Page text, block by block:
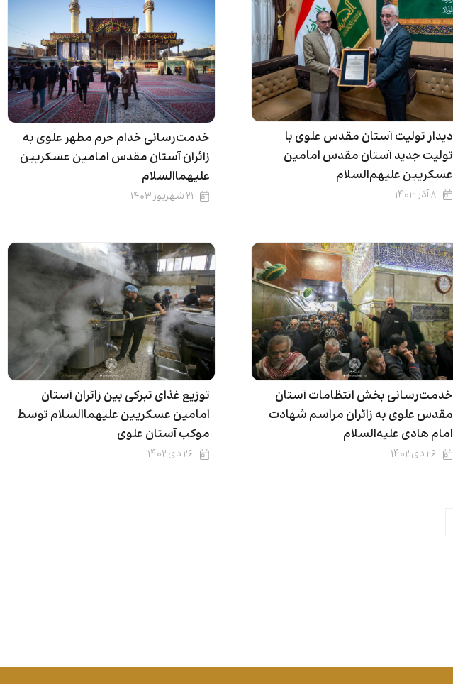
دیدار تولیت آستان مقدس علوی با
تولیت جدید آستان مقدس امامین
عسکریین علیهم‌السلام
۸ آذر ۱۴۰۳
خدمت‌رسانی خدام حرم مطهر علوی به
زائران آستان مقدس امامین عسکریین
علیهماالسلام
۲۱ شهریور ۱۴۰۳
خدمت‌رسانی بخش انتظامات آستان
مقدس علوی به زائران مراسم شهادت
امام هادی علیه‌السلام
۲۶ دی ۱۴۰۲
توزیع غذای تبرکی بین زائران آستان
امامین عسکریین علیهماالسلام توسط
موکب آستان علوی
۲۶ دی ۱۴۰۲